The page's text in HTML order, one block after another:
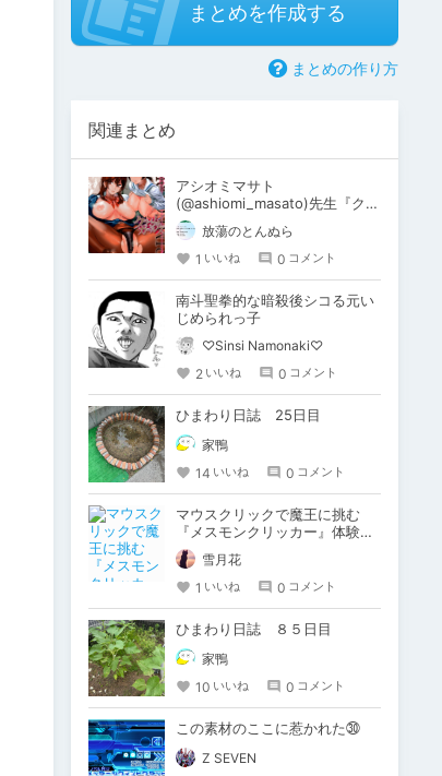
まとめを作成する
まとめの作り方
関連まとめ
アシオミマサト
(@ashiomi_masato)先生『クラ
イムガールズ』クーポン使用で
50％OFF
放蕩のとんぬら
1 いいね 0 コメント
南斗聖拳的な暗殺後シコる元い
じめられっ子
♡Sinsi Namonaki♡
2 いいね 0 コメント
ひまわり日誌 25日目
家鴨
14 いいね 0 コメント
マウスクリックで魔王に挑む
『メスモンクリッカー』体験版
プレイしてみた
雪月花
1 いいね 0 コメント
ひまわり日誌 ８５日目
家鴨
10 いいね 0 コメント
この素材のここに惹かれた㉚
Z SEVEN